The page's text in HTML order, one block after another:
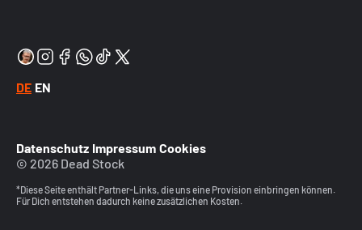
DE EN
Datenschutz Impressum Cookies
© 2026 Dead Stock
*Diese Seite enthält Partner-Links, die uns eine Provision einbringen können.
Für Dich entstehen dadurch keine zusätzlichen Kosten.